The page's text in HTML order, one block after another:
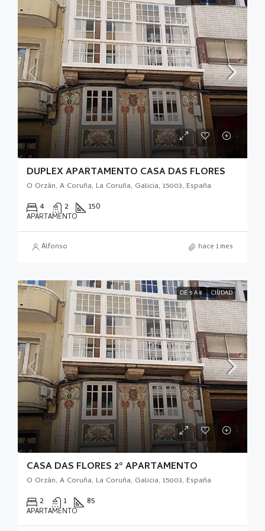
DUPLEX APARTAMENTO CASA DAS FLORES
O Orzán, A Coruña, La Coruña, Galicia, 15003, España
4 2 150
APARTAMENTO
Alfonso hace 1 mes
DE 5 A 8 CIUDAD
CASA DAS FLORES 2º APARTAMENTO
O Orzán, A Coruña, La Coruña, Galicia, 15003, España
2 1 85
APARTAMENTO